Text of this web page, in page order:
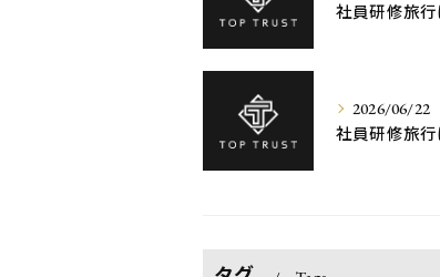
2026/06/22